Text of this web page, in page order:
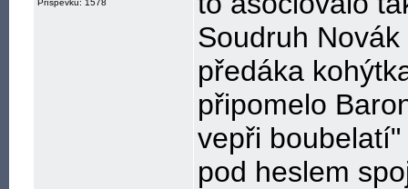
Příspěvků: 1578
Soudruh
předáka
připomelo
vepři
pod heslem